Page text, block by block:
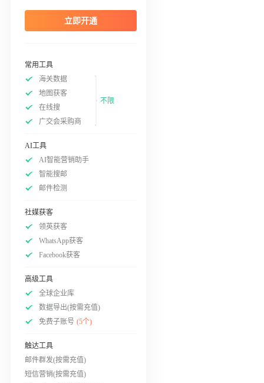
立即开通
常用工具
海关数据
地图获客
在线搜
广交会采购商
不限
AI工具
AI智能营销助手
智能搜邮
邮件检测
社媒获客
领英获客
WhatsApp获客
Facebook获客
高级工具
全球企业库
数据导出(按需充值)
免费子账号 (5个)
触达工具
邮件群发(按需充值)
短信营销(按需充值)